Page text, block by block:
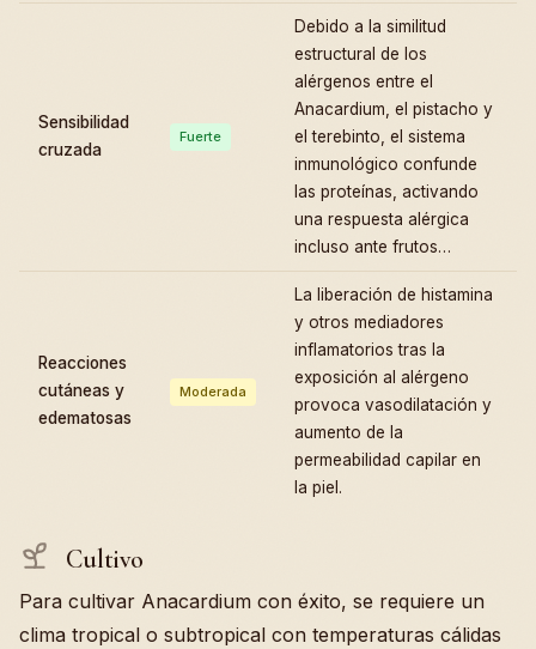
Sensibilidad
cruzada
Fuerte
Debido a la similitud
estructural de los
alérgenos entre el
Anacardium, el pistacho y
el terebinto, el sistema
inmunológico confunde
las proteínas, activando
una respuesta alérgica
incluso ante frutos…
Reacciones
cutáneas y
edematosas
Moderada
La liberación de histamina
y otros mediadores
inflamatorios tras la
exposición al alérgeno
provoca vasodilatación y
aumento de la
permeabilidad capilar en
la piel.
Cultivo
Para cultivar Anacardium con éxito, se requiere un
clima tropical o subtropical con temperaturas cálidas